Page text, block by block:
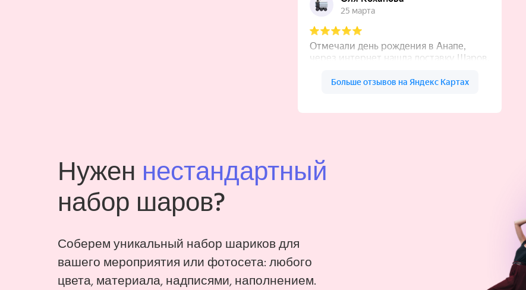
Нужен нестандартный
набор шаров?
Соберем уникальный набор шариков для
вашего мероприятия или фотосета: любого
цвета, материала, надписями, наполнением.